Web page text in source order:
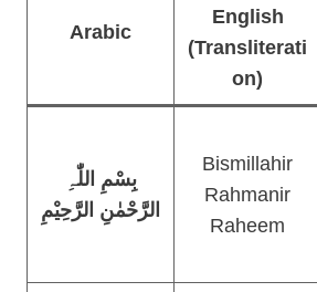
Arabic
English
(Transliterati
on)
بِسْمِ اللّٰہِ
الرَّحْمٰنِ الرَّحِیْمِ
Bismillahir
Rahmanir
Raheem